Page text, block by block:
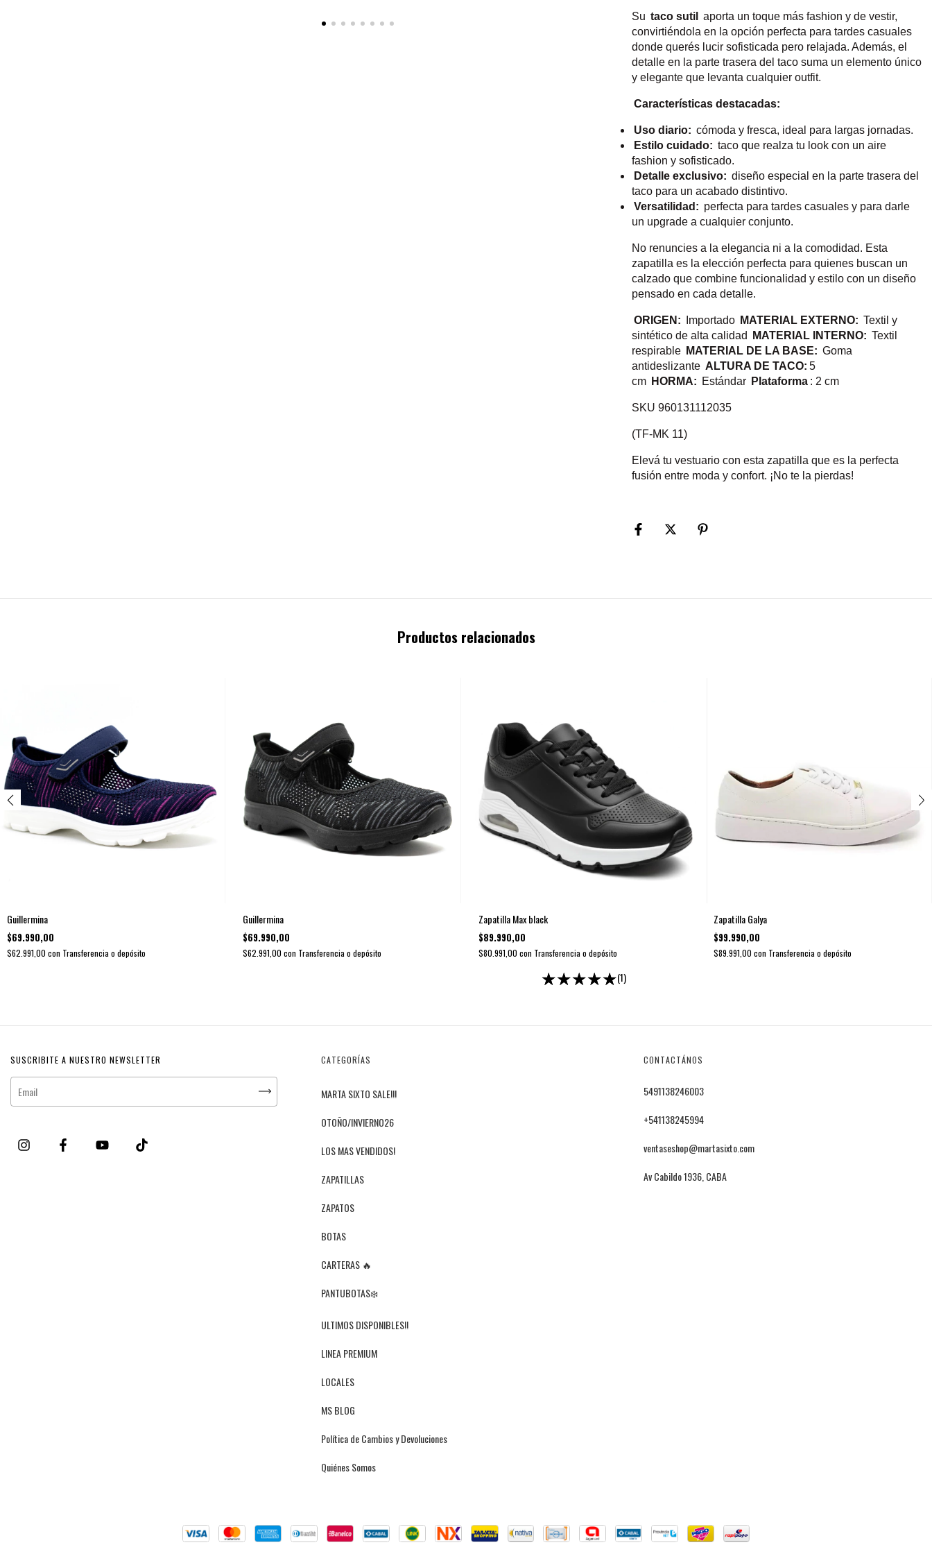
Su taco sutil
aporta un toque más fashion y de vestir,
convirtiéndola en la opción perfecta para tardes casuales
donde querés lucir sofisticada pero relajada. Además, el
detalle en la parte trasera del taco suma un elemento único
y elegante que levanta cualquier outfit.
Características destacadas:
Uso diario: cómoda y fresca, ideal para largas jornadas.
Estilo cuidado: taco que realza tu look con un aire
fashion y sofisticado.
Detalle exclusivo: diseño especial en la parte trasera del
taco para un acabado distintivo.
Versatilidad: perfecta para tardes casuales y para darle
un upgrade a cualquier conjunto.
No renuncies a la elegancia ni a la comodidad. Esta
zapatilla es la elección perfecta para quienes buscan un
calzado que combine funcionalidad y estilo con un diseño
pensado en cada detalle.
ORIGEN: Importado MATERIAL EXTERNO: Textil y
sintético de alta calidad
MATERIAL INTERNO: Textil
respirable MATERIAL DE LA BASE: Goma
antideslizante ALTURA DE TACO: 5
cm HORMA: Estándar Plataforma : 2 cm
SKU 960131112035
(TF-MK 11)
Elevá tu vestuario con esta zapatilla que es la perfecta
fusión entre moda y confort. ¡No te la pierdas!
Productos relacionados
Guillermina
$69.990,00
$62.991,00 con Transferencia o depósito
Guillermina
$69.990,00
$62.991,00 con Transferencia o depósito
Zapatilla Max black
$89.990,00
$80.991,00 con Transferencia o depósito
(1)
Zapatilla Galya
$99.990,00
$89.991,00con Transferencia o depósito
SUSCRIBITE A NUESTRO NEWSLETTER CATEGORÍAS
MARTA SIXTO SALE!!!
OTOÑO/INVIERNO26
LOS MAS VENDIDOS!
ZAPATILLAS
ZAPATOS
BOTAS
CARTERAS 🔥
PANTUBOTAS❄️
ULTIMOS DISPONIBLES!!
LINEA PREMIUM
LOCALES
MS BLOG
Política de Cambios y Devoluciones
Quiénes Somos
CONTACTÁNOS
5491138246003
+541138245994
ventaseshop@martasixto.com
Av Cabildo 1936, CABA